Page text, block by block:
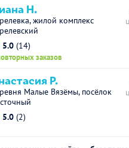
Н.
жилой комплекс
5.0 (14)
заказов
Р.
Малые Вязёмы, посёлок
5.0 (2)